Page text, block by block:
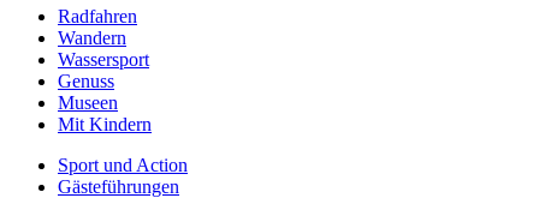
Radfahren
Wandern
Wassersport
Genuss
Museen
Mit Kindern
Sport und Action
Gästeführungen